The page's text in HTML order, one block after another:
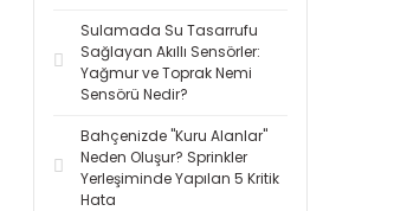
Sulamada Su Tasarrufu
Sağlayan Akıllı Sensörler:
Yağmur ve Toprak Nemi
Sensörü Nedir?
Bahçenizde "Kuru Alanlar"
Neden Oluşur? Sprinkler
Yerleşiminde Yapılan 5 Kritik
Hata